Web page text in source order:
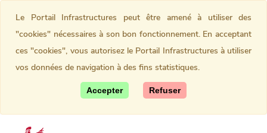
Le Portail Infrastructures peut être amené à utiliser des
"cookies" nécessaires à son bon fonctionnement. En acceptant
ces "cookies", vous autorisez le Portail Infrastructures à utiliser
vos données de navigation à des fins statistiques.
Accepter Refuser